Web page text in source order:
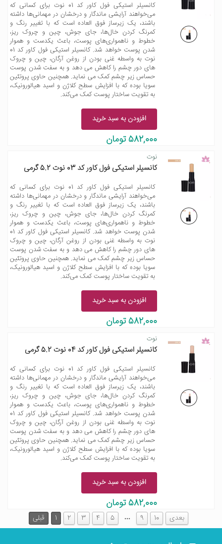
کانسیلر استیکی فول کاور کد 01 نوت برای کسانی که
می‌خواهند آرایشی ماندگار و درخشان در مهمانی‌ها داشته
باشند، یک زیرساز فوق العاده است که با تغییر رنگ و
کمرنگ کردن خال‌ها، جای جوش، چین و چروک ریز،
خطوط و ناهمواری‌های پوست، باعث یکدست و هموار
شدن پوست خواهد شد. کانسیلر استیکی فول کاور کد 01
نوت به واسطه غنی بودن از روغن آرگان، چین و چروک
های دور چشم را کاهش می دهد و به سفت شدن پوست
حساس زیر چشم کمک می نماید. همچنین حاوی پروتئین
سویا بوده که با افزایش سطح کلاژن و اسید هیالورونیک،
به تقویت ساختار پوست کمک می‌کند.
افزودن به سبد خرید
582,000 تومان
نوت
کانسیلر استیکی فول کاور کد 03 نوت 5.2 گرمی
کانسیلر استیکی فول کاور کد 01 نوت برای کسانی که
می‌خواهند آرایشی ماندگار و درخشان در مهمانی‌ها داشته
باشند، یک زیرساز فوق العاده است که با تغییر رنگ و
کمرنگ کردن خال‌ها، جای جوش، چین و چروک ریز،
خطوط و ناهمواری‌های پوست، باعث یکدست و هموار
شدن پوست خواهد شد. کانسیلر استیکی فول کاور کد 01
نوت به واسطه غنی بودن از روغن آرگان، چین و چروک
های دور چشم را کاهش می دهد و به سفت شدن پوست
حساس زیر چشم کمک می نماید. همچنین حاوی پروتئین
سویا بوده که با افزایش سطح کلاژن و اسید هیالورونیک،
به تقویت ساختار پوست کمک می‌کند.
افزودن به سبد خرید
582,000 تومان
نوت
کانسیلر استیکی فول کاور کد 04 نوت 5.2 گرمی
کانسیلر استیکی فول کاور کد 01 نوت برای کسانی که
می‌خواهند آرایشی ماندگار و درخشان در مهمانی‌ها داشته
باشند، یک زیرساز فوق العاده است که با تغییر رنگ و
کمرنگ کردن خال‌ها، جای جوش، چین و چروک ریز،
خطوط و ناهمواری‌های پوست، باعث یکدست و هموار
شدن پوست خواهد شد. کانسیلر استیکی فول کاور کد 01
نوت به واسطه غنی بودن از روغن آرگان، چین و چروک
های دور چشم را کاهش می دهد و به سفت شدن پوست
حساس زیر چشم کمک می نماید. همچنین حاوی پروتئین
سویا بوده که با افزایش سطح کلاژن و اسید هیالورونیک،
به تقویت ساختار پوست کمک می‌کند.
افزودن به سبد خرید
582,000 تومان
قبلی 1 2 3 4 5 … 9 10 بعدی